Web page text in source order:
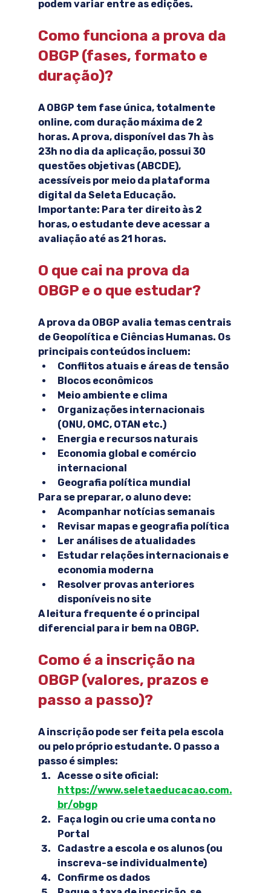
podem variar entre as edições.
Como funciona a prova da
OBGP (fases, formato e
duração)?
A OBGP tem fase única, totalmente
online, com duração máxima de 2
horas. A prova, disponível das 7h às
23h no dia da aplicação, possui 30
questões objetivas (ABCDE),
acessíveis por meio da plataforma
digital da Seleta Educação.
Importante: Para ter direito às 2
horas, o estudante deve acessar a
avaliação até as 21 horas.
O que cai na prova da
OBGP e o que estudar?
A prova da OBGP avalia temas centrais
de Geopolítica e Ciências Humanas. Os
principais conteúdos incluem:
Conflitos atuais e áreas de tensão
Blocos econômicos
Meio ambiente e clima
Organizações internacionais
(ONU, OMC, OTAN etc.)
Energia e recursos naturais
Economia global e comércio
internacional
Geografia política mundial
Para se preparar, o aluno deve:
Acompanhar notícias semanais
Revisar mapas e geografia política
Ler análises de atualidades
Estudar relações internacionais e
economia moderna
Resolver provas anteriores
disponíveis no site
A leitura frequente é o principal
diferencial para ir bem na OBGP.
Como é a inscrição na
OBGP (valores, prazos e
passo a passo)?
A inscrição pode ser feita pela escola
ou pelo próprio estudante. O passo a
passo é simples:
Acesse o site oficial:
https://www.seletaeducacao.com.
br/obgp
Faça login ou crie uma conta no
Portal
Cadastre a escola e os alunos (ou
inscreva-se individualmente)
Confirme os dados